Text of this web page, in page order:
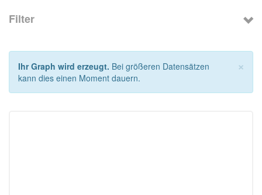
Filter
×
Ihr Graph wird erzeugt. Bei größeren Datensätzen
kann dies einen Moment dauern.